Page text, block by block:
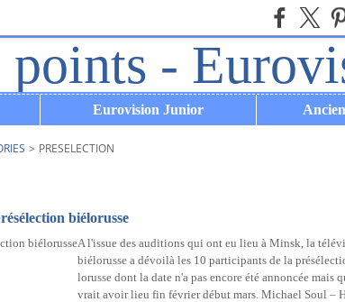
Eurovision Junior
> PRESELECTION
biélorusse
A l'issue des auditions qui ont eu lieu à Minsk, la
biélorusse a dévoilà les 10 participants de la
lorusse dont la date n'a pas encore été annoncée mais
vrait avoir lieu fin février début mars. Michael Soul –